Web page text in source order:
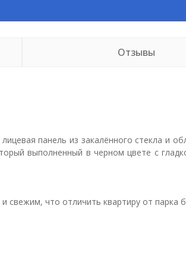
Отзывы
панель из закалённого стекла и
выполненный в черном цвете с
свежим, что отличить квартиру от парка